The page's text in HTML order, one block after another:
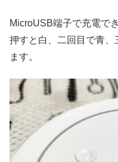
MicroUSB端子で充電で
押すと白、二回目で青、
ます。